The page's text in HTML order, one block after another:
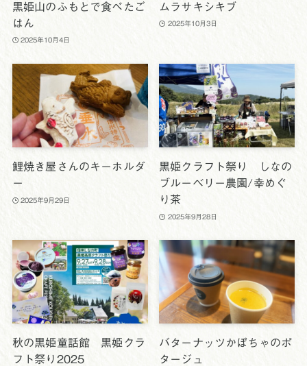
黒姫山のふもとで食べたご
はん
2025年10月4日
ムラサキシキブ
2025年10月3日
鯉焼き屋さんのキーホルダ
ー
2025年9月29日
黒姫クラフト祭り しなの
ブルーベリー農園/幸めぐ
り茶
2025年9月28日
秋の黒姫童話館 黒姫クラ
フト祭り2025
バターナッツかぼちゃのポ
タージュ